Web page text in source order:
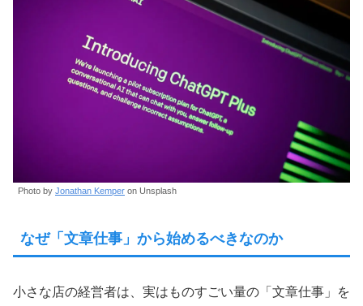
Photo by Jonathan Kemper on Unsplash
なぜ「文章仕事」から始めるべきなのか
小さな店の経営者は、実はものすごい量の「文章仕事」を